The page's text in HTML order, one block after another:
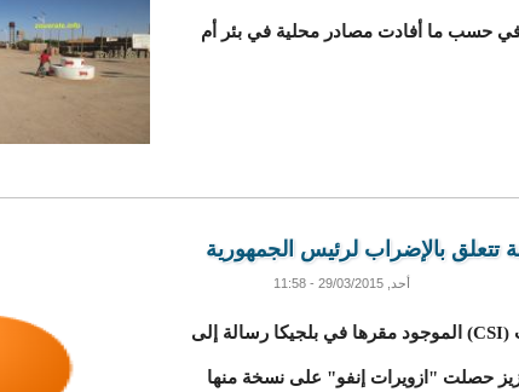
حسب ما أفادت مصادر محلية في بئر أم
تتعلق بالإضراب لرئيس الجمهورية
أحد, 29/03/2015 - 11:58
وجهت الكونفدرالية الدولية للنقابات (CSI) الموجود مقرها في بلجيكا رسالة إلى
حصلت "ازويرات إنفو" على نسخة منها